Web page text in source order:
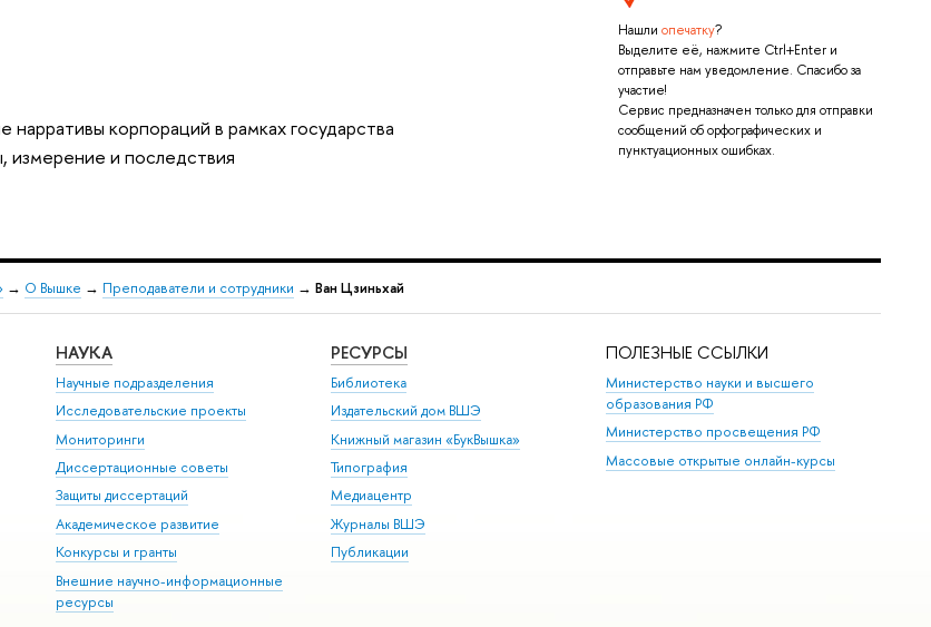
Нашли опечатку?
Выделите её, нажмите Ctrl+Enter и
отправьте нам уведомление. Спасибо за
участие!
Сервис предназначен только для отправки
сообщений об орфографических и
пунктуационных ошибках.
корпораций в рамках государства
измерение и последствия
→ О Вышке → Преподаватели и сотрудники → Ван Цзиньхай
НАУКА
Научные подразделения
Исследовательские проекты
Мониторинги
Диссертационные советы
Защиты диссертаций
Академическое развитие
Конкурсы и гранты
Внешние научно-информационные
ресурсы
РЕСУРСЫ
Библиотека
Издательский дом ВШЭ
Книжный магазин «БукВышка»
Типография
Медиацентр
Журналы ВШЭ
Публикации
ПОЛЕЗНЫЕ ССЫЛКИ
Министерство науки и высшего
образования РФ
Министерство просвещения РФ
Массовые открытые онлайн-курсы